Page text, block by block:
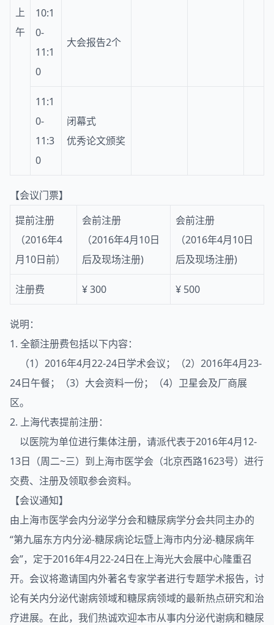
上
午
10:1
0-
11:1
0
大会报告2个
11:1
0-
11:3
0
闭幕式
优秀论文颁奖
【会议门票】
提前注册
（2016年4
月10日前）
会前注册
（2016年4月10日
后及现场注册)
会前注册
（2016年4月10日
后及现场注册)
注册费 ¥ 300 ¥ 500
说明：
1. 全额注册费包括以下内容：
（1）2016年4月22-24日学术会议；（2）2016年4月23-
24日午餐；（3）大会资料一份；（4）卫星会及厂商展
区。
2. 上海代表提前注册：
以医院为单位进行集体注册，请派代表于2016年4月12-
13日（周二~三）到上海市医学会（北京西路1623号）进行
交费、注册及领取参会资料。
【会议通知】
由上海市医学会内分泌学分会和糖尿病学分会共同主办的
“第九届东方内分泌-糖尿病论坛暨上海市内分泌-糖尿病年
会”，定于2016年4月22-24日在上海光大会展中心隆重召
开。会议将邀请国内外著名专家学者进行专题学术报告，讨
论有关内分泌代谢病领域和糖尿病领域的最新热点研究和治
疗进展。在此，我们热诚欢迎本市从事内分泌代谢病和糖尿